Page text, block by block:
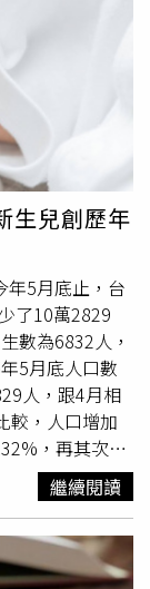
救助金金額
不明者，每人
傷，於災害發
金。（已領
複領取。）社
妥相關資料，
詢及提出申請。
詳細資訊，可至
助
科聽取各局處
政處表示，受
損、遺失，可
理補發，全數
稅務局表示，
受災情形，並
各項地方稅減
收房屋稅；毀
房屋稅；土地因
申請免徵地價
災害受損向監
害發生之日起已
營業，或營業
」的畢業證
的紅頭印章，
）越南網站
書」服務，每
需前往國家機
名和專業的服
）的底
用途欄位直接註
領與繼承手
項目更不僅於
含各級學校的
各種大型機具
能「一條龍
機」，公然販
外籍黑市提款
照）而根據勞
（含藍領、白
給付，當中
目前的行政流
、檢察官相驗
登記的戶口名簿
相關證明，倘若
生兒創歷年
年5月底止，台
了10萬2829
數為6832人，
5月底人口數
人，跟4月相
較，人口增加
，再其次為
，其次為嘉義
部分，15年5
，較去年同
仍未明顯改
，其次為澎
繼續閱讀